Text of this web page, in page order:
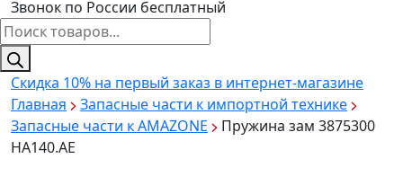
Звонок по России бесплатный
Поиск
товаров
Скидка 10% на первый заказ в интернет-магазине
Главная
Запасные части к импортной технике
Запасные части к AMAZONE
Пружина зам 3875300
HA140.AE